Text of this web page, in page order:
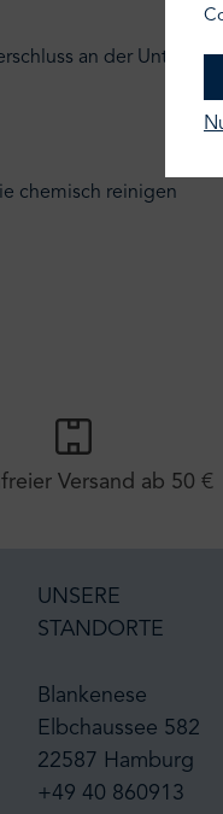
an der
chemisch reinigen
Versand ab 50 €
UNSERE
STANDORTE
Blankenese
Elbchaussee 582
22587 Hamburg
+49 40 860913